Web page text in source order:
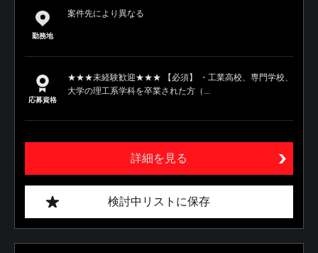
勤務地
案件先により異なる
応募資格
★★★未経験歓迎★★★ 【必須】 ・工業高校、専門学校、
大学の理工系学科を卒業された方（...
詳細を見る
検討中リストに保存